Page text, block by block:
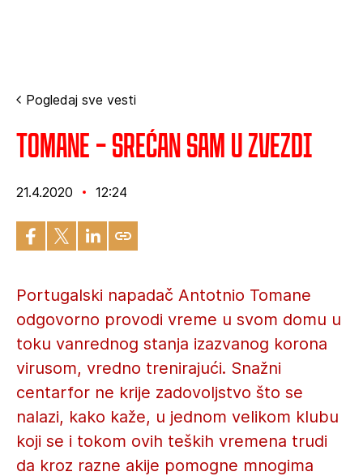
Pogledaj sve vesti
Tomane – Srećan sam u Zvezdi
21.4.2020 12:24
Portugalski napadač Antotnio Tomane
odgovorno provodi vreme u svom domu u
toku vanrednog stanja izazvanog korona
virusom, vredno trenirajući. Snažni
centarfor ne krije zadovoljstvo što se
nalazi, kako kaže, u jednom velikom klubu
koji se i tokom ovih teških vremena trudi
da kroz razne akije pomogne mnogima